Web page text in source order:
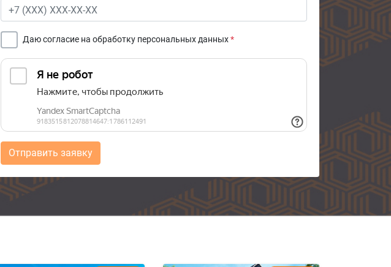
Даю согласие на обработку персональных данных*
Отправить заявку